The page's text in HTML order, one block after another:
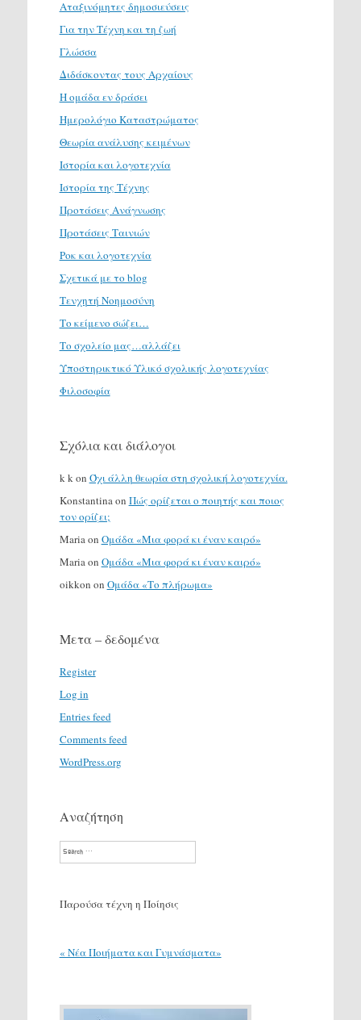
Αταξινόμητες δημοσιεύσεις
Για την Τέχνη και τη ζωή
Γλώσσα
Διδάσκοντας τους Αρχαίους
Η ομάδα εν δράσει
Ημερολόγιο Καταστρώματος
Θεωρία ανάλυσης κειμένων
Ιστορία και λογοτεχνία
Ιστορία της Τέχνης
Προτάσεις Ανάγνωσης
Προτάσεις Ταινιών
Ροκ και λογοτεχνία
Σχετικά με το blog
Τενχητή Νοημοσύνη
Το κείμενο σώζει…
Το σχολείο μας…αλλάζει
Υποστηρικτικό Υλικό σχολικής λογοτεχνίας
Φιλοσοφία
Σχόλια και διάλογοι
k kon Όχι άλλη θεωρία στη σχολική λογοτεχνία.
Konstantinaon Πώς ορίζεται ο ποιητής και ποιος
τον ορίζει;
Mariaon Ομάδα «Μια φορά κι έναν καιρό»
Mariaon Ομάδα «Μια φορά κι έναν καιρό»
oikkon on Ομάδα «Το πλήρωμα»
Μετα – δεδομένα
Register
Log in
Entries feed
Comments feed
WordPress.org
Αναζήτηση
Search
Παρούσα τέχνη η Ποίησις
« Νέα Ποιήματα και Γυμνάσματα»